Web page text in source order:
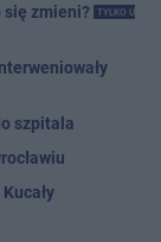
się zmieni?
TYLKO U
szpitala